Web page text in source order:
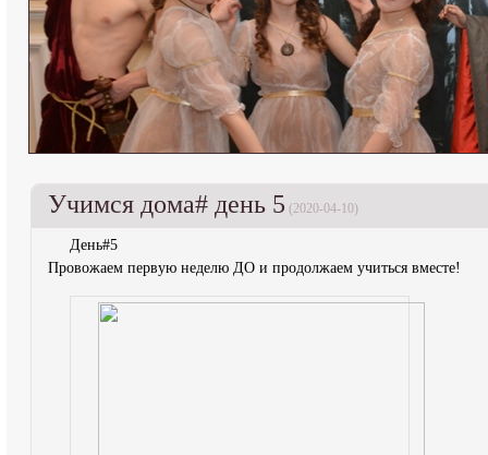
Учимся дома# день 5 (2020-04-10)
День#5
Провожаем первую неделю ДО и продолжаем учиться вместе!